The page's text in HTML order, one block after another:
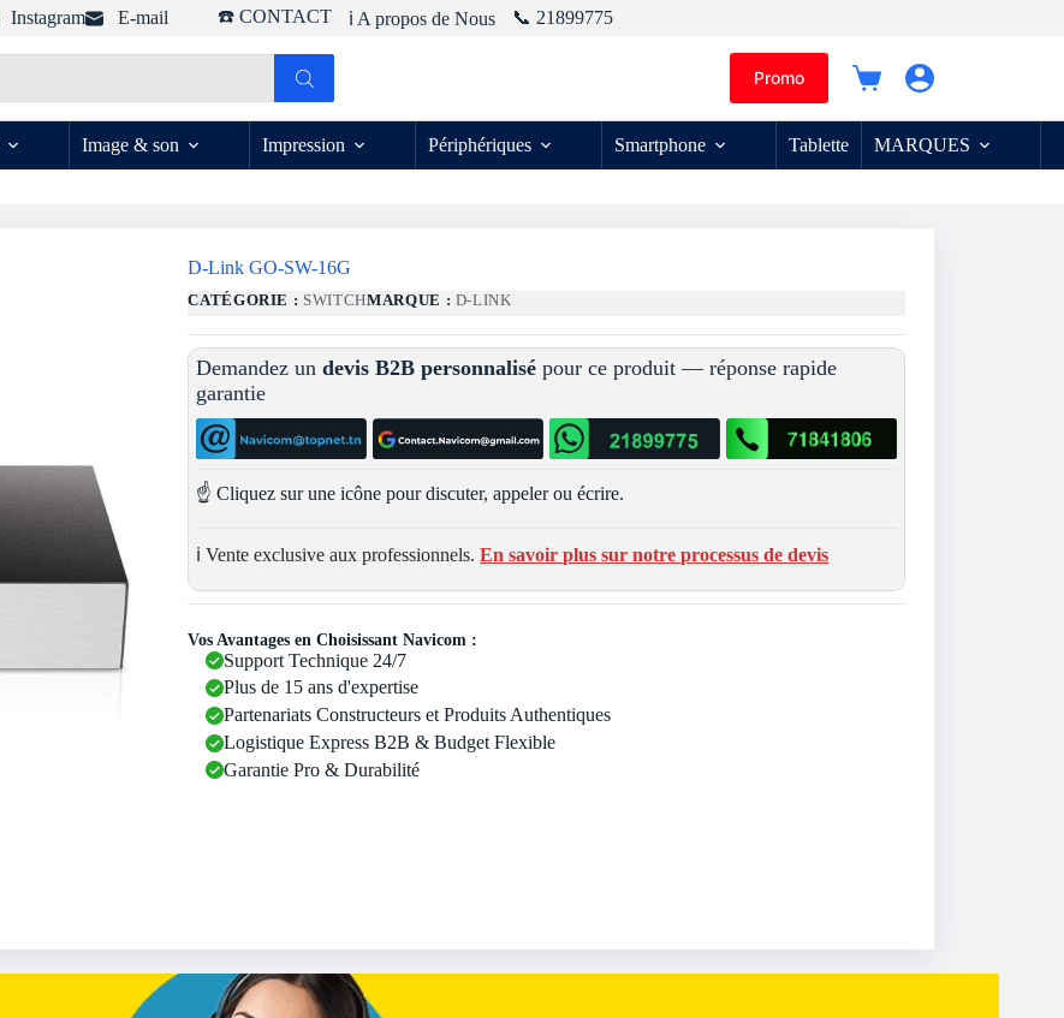
Instagram E-mail ☎️ CONTACT ℹ️ A propos de Nous 📞 21899775
Promo
Panier
Image & son Impression Périphériques Smartphone Tablette MARQUES
D-Link GO-SW-16G
CATÉGORIE : SWITCHMARQUE : D-LINK
Demandez undevis B2B personnalisé pour ce produit — réponse rapide
garantie
☝️ Cliquez sur une icône pour discuter, appeler ou écrire.
ℹ️ Vente exclusive aux professionnels.En savoir plus sur notre processus de devis
Vos Avantages en Choisissant Navicom :
Support Technique 24/7
Plus de 15 ans d'expertise
Partenariats Constructeurs et Produits Authentiques
Logistique Express B2B & Budget Flexible
Garantie Pro & Durabilité